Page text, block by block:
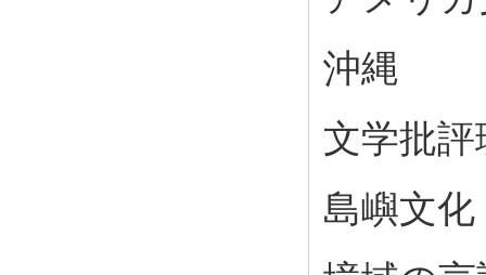
沖縄
文学批評
島嶼文化